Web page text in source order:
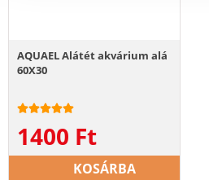
AQUAEL Alátét akvárium alá
60X30
1400 Ft
KOSÁRBA